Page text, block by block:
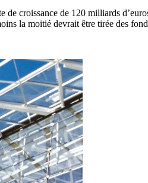
de croissance de 120 milliards
la moitié devrait être tirée des